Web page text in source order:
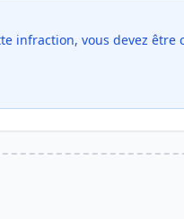
infraction, vous devez être